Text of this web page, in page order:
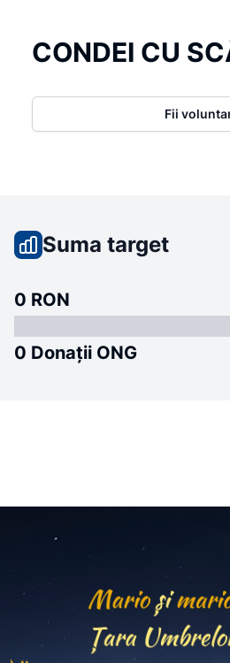
CONDEI CU
Fii
Suma target
0 RON
0 Donații ONG